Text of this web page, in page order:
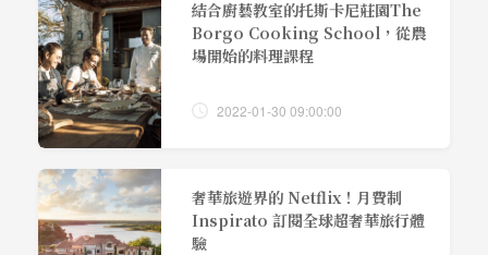
結合廚藝教室的托斯卡尼莊園The
Borgo Cooking School，從農
場開始的料理課程
2022-01-30 09:00:00
奢華旅遊界的 Netflix！月費制
Inspirato 訂閱全球超奢華旅行體
驗